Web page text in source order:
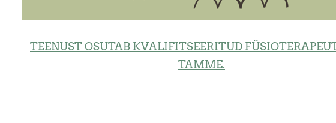
TEENUST OSUTAB KVALIFITSEERITUD
TAMME.